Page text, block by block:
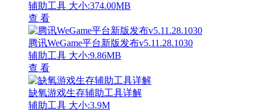
辅助工具 大小:374.00MB
查 看
腾讯WeGame平台新版发布v5.11.28.1030
辅助工具 大小:9.86MB
查 看
缺氧游戏生存辅助工具详解
辅助工具 大小:3.9M